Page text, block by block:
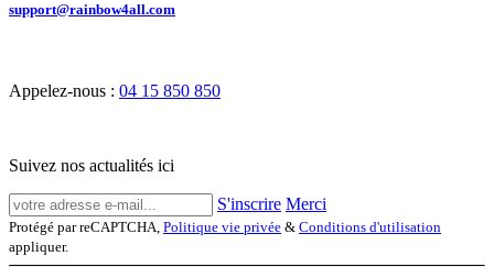
support@rainbow4all.com
Appelez-nous : 04 15 850 850
Suivez nos actualités ici
S'inscrire Merci
Protégé par reCAPTCHA, Politique vie privée & Conditions d'utilisation
appliquer.